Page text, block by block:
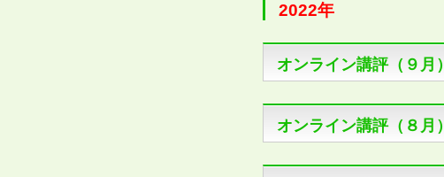
2022年
オンライン講評（９月）
オンライン講評（８月）